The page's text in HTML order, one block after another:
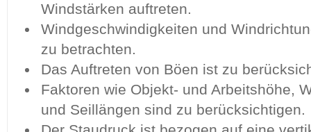
Windstärken auftreten.
Windgeschwindigkeiten und
zu betrachten.
Das Auftreten von Böen ist zu
Faktoren wie Objekt- und Arbeitshöhe,
und Seillängen sind zu berücksichtigen.